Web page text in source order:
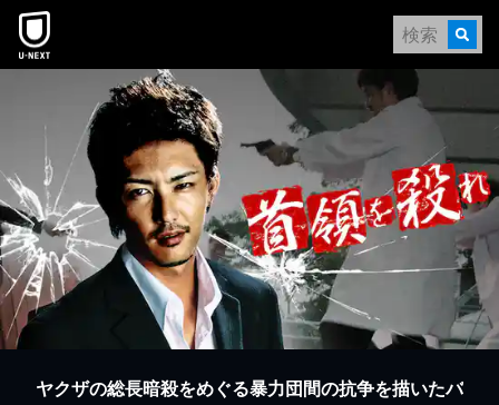
本文へスキップ
ヤクザの総長暗殺をめぐる暴力団間の抗争を描いたバ